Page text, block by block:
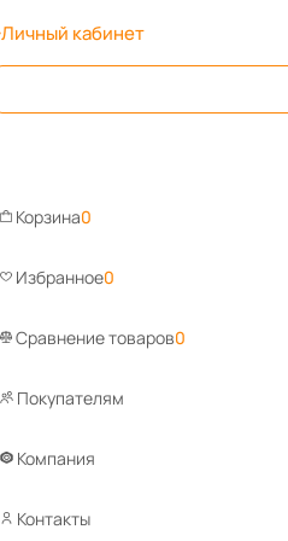
Личный кабинет
Корзина0
Избранное0
Сравнение товаров0
Покупателям
Компания
Контакты